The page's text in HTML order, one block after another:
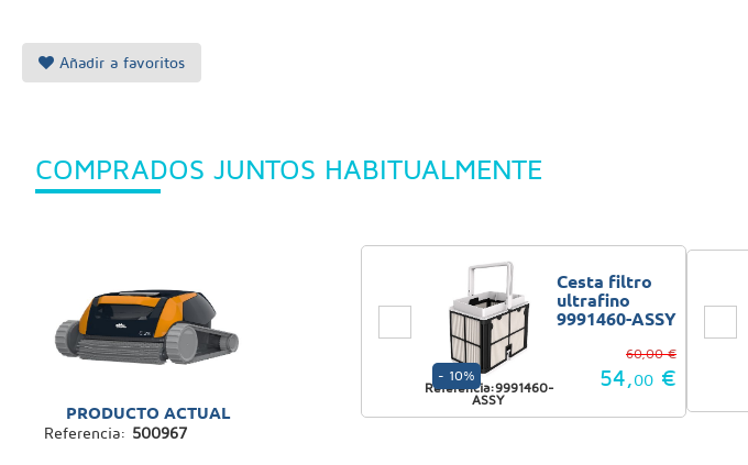
Añadir a favoritos
COMPRADOS JUNTOS HABITUALMENTE
PRODUCTO ACTUAL
Referencia: 500967
- 10%
Referencia:9991460-
ASSY
Cesta filtro
ultrafino
9991460-ASSY
60,00 €
54, 00 €